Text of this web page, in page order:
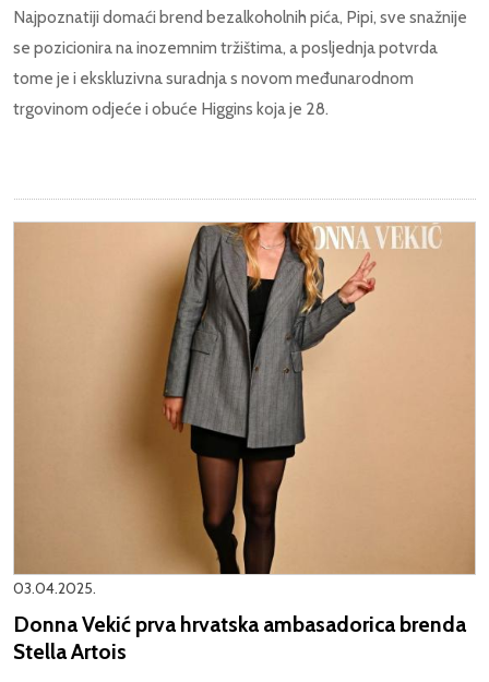
Najpoznatiji domaći brend bezalkoholnih pića, Pipi, sve snažnije
se pozicionira na inozemnim tržištima, a posljednja potvrda
tome je i ekskluzivna suradnja s novom međunarodnom
trgovinom odjeće i obuće Higgins koja je 28.
03.04.2025.
Donna Vekić prva hrvatska ambasadorica brenda
Stella Artois